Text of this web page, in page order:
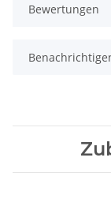
Bewertungen